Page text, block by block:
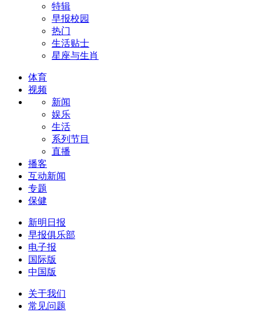
特辑
早报校园
热门
生活贴士
星座与生肖
体育
视频
新闻
娱乐
生活
系列节目
直播
播客
互动新闻
专题
保健
新明日报
早报俱乐部
电子报
国际版
中国版
关于我们
常见问题